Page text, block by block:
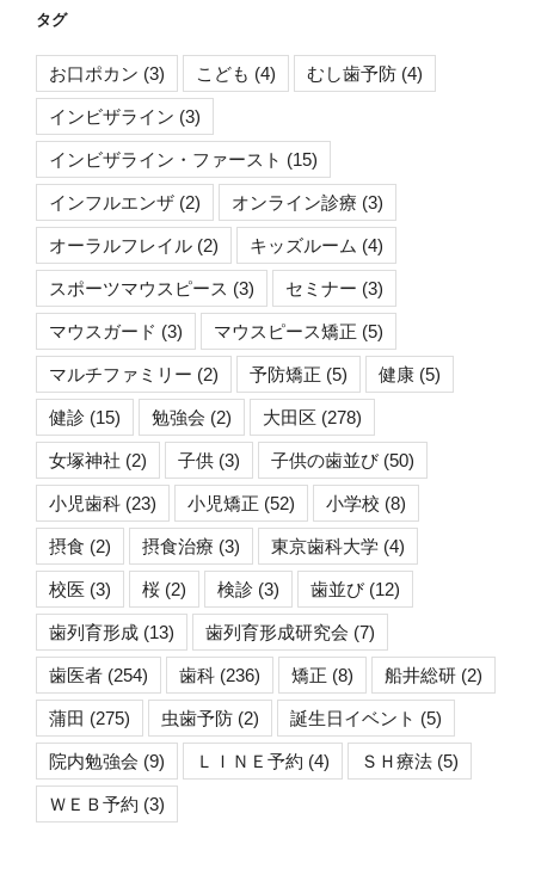
タグ
お口ポカン (3) こども (4) むし歯予防 (4)
インビザライン (3)
インビザライン・ファースト (15)
インフルエンザ (2) オンライン診療 (3)
オーラルフレイル (2) キッズルーム (4)
スポーツマウスピース (3) セミナー (3)
マウスガード (3) マウスピース矯正 (5)
マルチファミリー (2) 予防矯正 (5) 健康 (5)
健診 (15) 勉強会 (2) 大田区 (278)
女塚神社 (2) 子供 (3) 子供の歯並び (50)
小児歯科 (23) 小児矯正 (52) 小学校 (8)
摂食 (2) 摂食治療 (3) 東京歯科大学 (4)
校医 (3) 桜 (2) 検診 (3) 歯並び (12)
歯列育形成 (13) 歯列育形成研究会 (7)
歯医者 (254) 歯科 (236) 矯正 (8) 船井総研 (2)
蒲田 (275) 虫歯予防 (2) 誕生日イベント (5)
院内勉強会 (9) ＬＩＮＥ予約 (4) ＳＨ療法 (5)
ＷＥＢ予約 (3)